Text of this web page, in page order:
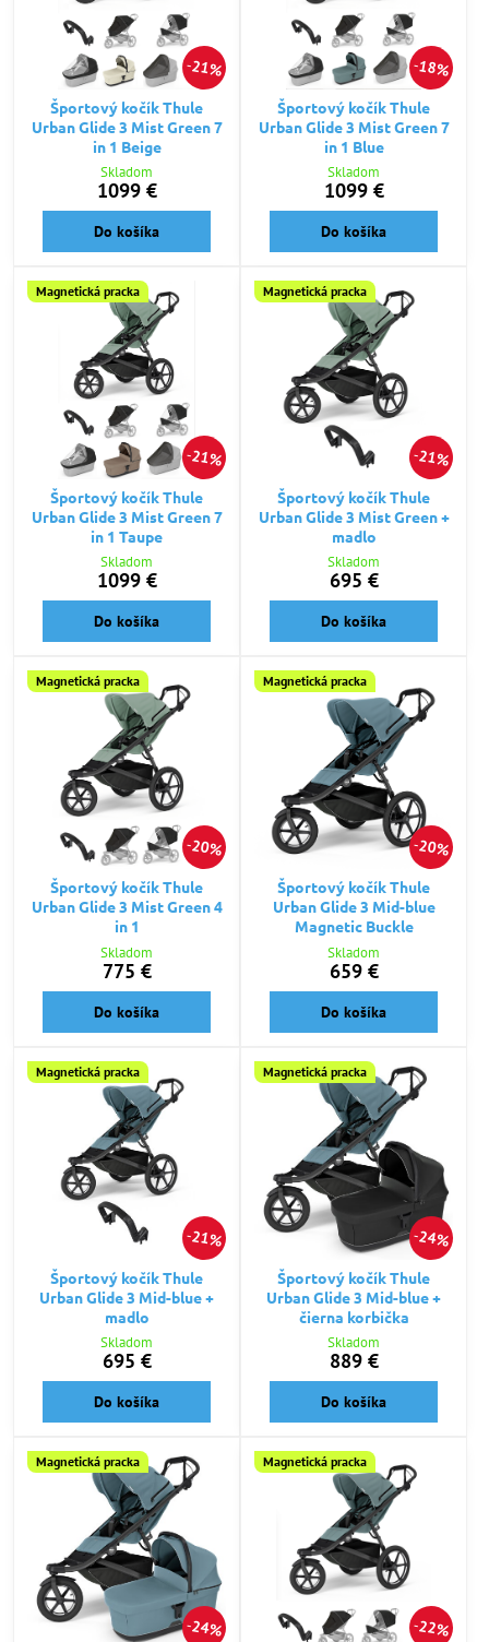
21%
Športový kočík Thule
Urban Glide 3 Mist Green 7
in 1 Beige
Skladom
1099 €
Do košíka
18%
Športový kočík Thule
Urban Glide 3 Mist Green 7
in 1 Blue
Skladom
1099 €
Do košíka
21%
Magnetická pracka
Športový kočík Thule
Urban Glide 3 Mist Green 7
in 1 Taupe
Skladom
1099 €
Do košíka
21%
Magnetická pracka
Športový kočík Thule
Urban Glide 3 Mist Green +
madlo
Skladom
695 €
Do košíka
20%
Magnetická pracka
Športový kočík Thule
Urban Glide 3 Mist Green 4
in 1
Skladom
775 €
Do košíka
20%
Magnetická pracka
Športový kočík Thule
Urban Glide 3 Mid-blue
Magnetic Buckle
Skladom
659 €
Do košíka
21%
Magnetická pracka
Športový kočík Thule
Urban Glide 3 Mid-blue +
madlo
Skladom
695 €
Do košíka
24%
Magnetická pracka
Športový kočík Thule
Urban Glide 3 Mid-blue +
čierna korbička
Skladom
889 €
Do košíka
24%
Magnetická pracka
22%
Magnetická pracka